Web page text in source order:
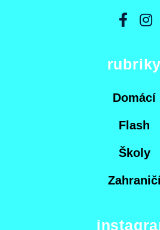
rubriky
Domácí
Flash
Školy